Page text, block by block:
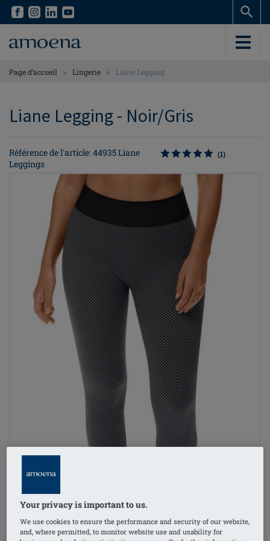
Skip
content
Skip
content
Page d’accueil > Lingerie > Liane Legging
Liane Legging - Noir/Gris
Référence de l'article: 44935 Liane
Leggings
(1)
1/4
Your privacy is important to us.
We use cookies to ensure the performance and security of our website,
and, where permitted, to monitor website use and usability for